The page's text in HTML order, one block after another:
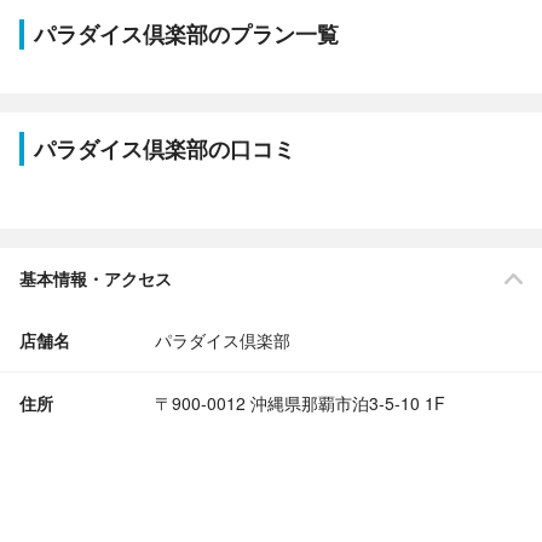
パラダイス倶楽部のプラン一覧
パラダイス倶楽部の口コミ
基本情報・アクセス
店舗名 パラダイス倶楽部
住所 〒900-0012 沖縄県那覇市泊3-5-10 1F